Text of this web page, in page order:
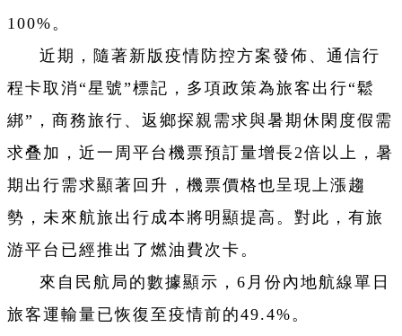
100%。
近期，隨著新版疫情防控方案發佈、通信行
程卡取消“星號”標記，多項政策為旅客出行“鬆
綁”，商務旅行、返鄉探親需求與暑期休閑度假需
求叠加，近一周平台機票預訂量增長2倍以上，暑
期出行需求顯著回升， 機票價格也呈現上漲趨
勢， 未來航旅出行成本將明顯提高。對此，有旅
游平台已經推出了燃油費次卡。
來自民航局的數據顯示，6月份內地航線單日
旅客運輸量已恢復至疫情前的49.4%。